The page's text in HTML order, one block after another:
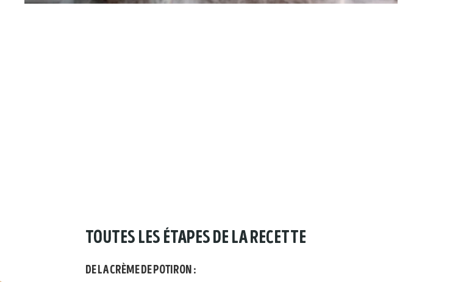
toutes les étapes de la recette
de la crème de potiron :